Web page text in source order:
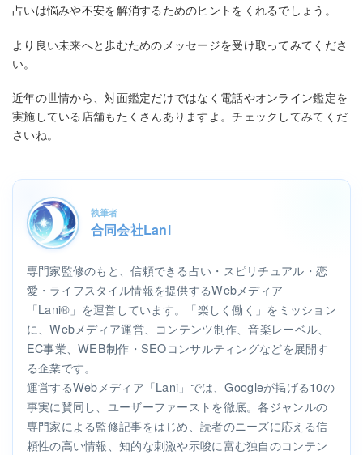
占いは悩みや不安を解消するためのヒントをくれるでしょう。
より良い未来へと歩むためのメッセージを受け取ってみてくださ
い。
近年の世情から、対面鑑定だけではなく電話やオンライン鑑定を
実施している店舗もたくさんありますよ。チェックしてみてくだ
さいね。
執筆者
合同会社Lani
専門家監修のもと、信頼できる占い・スピリチュアル・恋
愛・ライフスタイル情報を提供するWebメディア
「Lani®」を運営しています。「楽しく働く」をミッション
に、Webメディア運営、コンテンツ制作、音楽レーベル、
EC事業、WEB制作・SEOコンサルティングなどを展開す
る企業です。
運営するWebメディア「Lani」では、Googleが掲げる10の
事実に賛同し、ユーザーファーストを徹底。各ジャンルの
専門家による監修記事をはじめ、読者のニーズに応える信
頼性の高い情報、知的な刺激や示唆に富む独自のコンテン